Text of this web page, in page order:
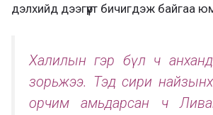
дэлхийд дээгүүрт бичигдэж байгаа
Халилын гэр бүл ч
зорьжээ. Тэд сири
орчим амьдарсан ч